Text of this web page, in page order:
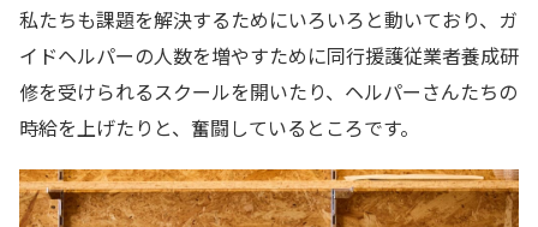
私たちも課題を解決するためにいろいろと動いており、ガ
イドヘルパーの人数を増やすために同行援護従業者養成研
修を受けられるスクールを開いたり、ヘルパーさんたちの
時給を上げたりと、奮闘しているところです。